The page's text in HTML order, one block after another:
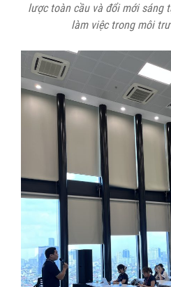
lược toàn cầu và đổi mới sáng
làm việc trong môi